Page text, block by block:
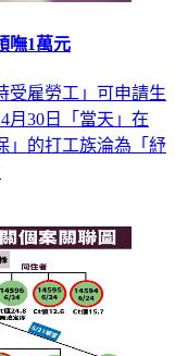
嘸1萬元
受雇勞工」可申請生
月30日「當天」在
」的打工族淪為「紓